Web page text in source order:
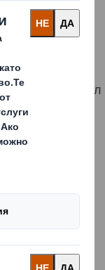
и техники на
постоянно
и да
полезни с
30 страни в цял
помогнем да
с
управлявате
устойчиви,